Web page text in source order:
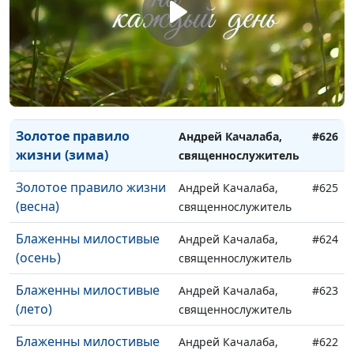
Золотое правило жизни
(осень)
Андрей Качалаба,
священнослужитель
#628
Золотое правило жизни
(лето)
Андрей Качалаба,
священнослужитель
#627
Золотое правило
жизни (зима)
Андрей Качалаба,
священнослужитель
#626
Золотое правило жизни
(весна)
Андрей Качалаба,
священнослужитель
#625
Блаженны милостивые
(осень)
Андрей Качалаба,
священнослужитель
#624
Блаженны милостивые
(лето)
Андрей Качалаба,
священнослужитель
#623
Блаженны милостивые
Андрей Качалаба,
#622